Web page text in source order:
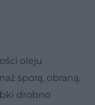
oleju
sporą, obraną,
drobno